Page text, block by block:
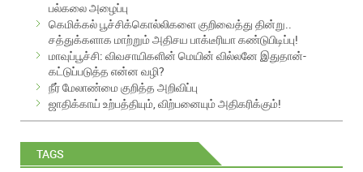
பல்கலை அழைப்பு
கெமிக்கல் பூச்சிக்கொல்லிகளை குறிவைத்து தின்று..
சத்துக்களாக மாற்றும் அதிசய பாக்டீரியா கண்டுபிடிப்பு!
மாவுப்பூச்சி: விவசாயிகளின் மெயின் வில்லனே இதுதான்-
கட்டுப்படுத்த என்ன வழி?
நீர் மேலாண்மை குறித்த அறிவிப்பு
ஜாதிக்காய் உற்பத்தியும், விற்பனையும் அதிகரிக்கும்!
TAGS